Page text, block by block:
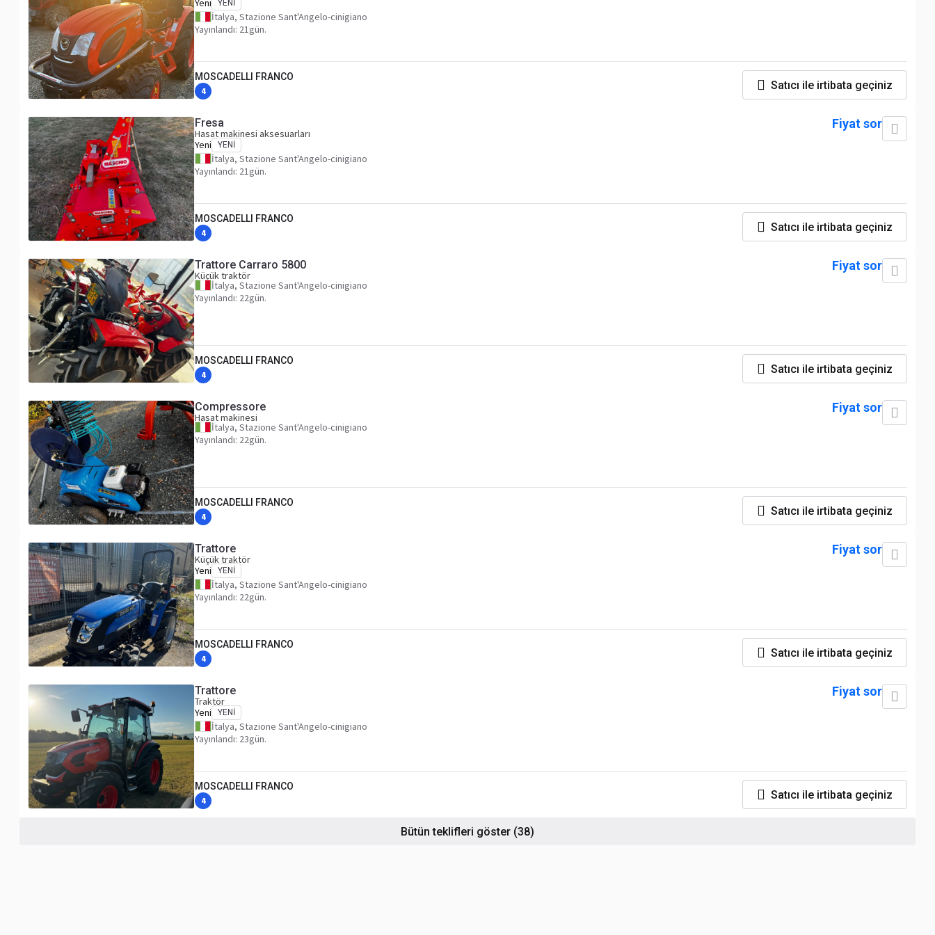
Yeni
YENI
İtalya, Stazione Sant'Angelo-cinigiano
Yayınlandı: 21gün.
MOSCADELLI FRANCO
4 Satıcı ile irtibata geçiniz
Fresa
Hasat makinesi aksesuarları
Yeni
YENI
İtalya, Stazione Sant'Angelo-cinigiano
Yayınlandı: 21gün.
Fiyat sor
MOSCADELLI FRANCO
4 Satıcı ile irtibata geçiniz
Trattore Carraro 5800
Küçük traktör
İtalya, Stazione Sant'Angelo-cinigiano
Yayınlandı: 22gün.
Fiyat sor
MOSCADELLI FRANCO
4 Satıcı ile irtibata geçiniz
Compressore
Hasat makinesi
İtalya, Stazione Sant'Angelo-cinigiano
Yayınlandı: 22gün.
Fiyat sor
MOSCADELLI FRANCO
4 Satıcı ile irtibata geçiniz
Trattore
Küçük traktör
Yeni
YENI
İtalya, Stazione Sant'Angelo-cinigiano
Yayınlandı: 22gün.
Fiyat sor
MOSCADELLI FRANCO
4 Satıcı ile irtibata geçiniz
Trattore
Traktör
Yeni
YENI
İtalya, Stazione Sant'Angelo-cinigiano
Yayınlandı: 23gün.
Fiyat sor
MOSCADELLI FRANCO
4 Satıcı ile irtibata geçiniz
Bütün teklifleri göster (38)